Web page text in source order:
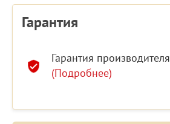
Гарантия
Гарантия производителя
(Подробнее)